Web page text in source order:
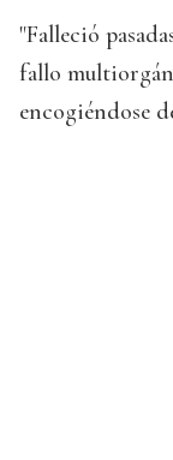
"Falleció
fallo
encogiéndose